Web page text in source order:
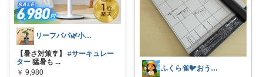
リーフパパ🌿小学2年生女の子のパパ
【暑さ対策🎐】 #サーキュレー
ター 猛暑も ...
￥ 9,980 ふくら雀🐦おうちしごとラボ